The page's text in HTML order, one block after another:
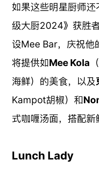
如果这些明星厨师
级大厨2024》获胜
设Mee Bar，庆祝他
将提供如Mee Kola
海鲜）的美食，以及
Kampot胡椒）和
式咖喱汤面，搭配新
Lunch Lady